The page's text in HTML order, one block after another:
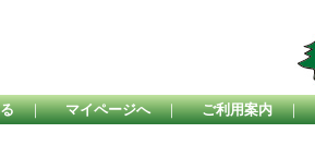
｜ マイページへ ｜ ご利用案内 ｜